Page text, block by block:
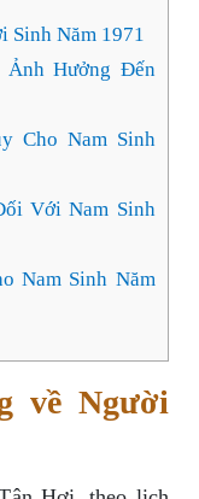
Sinh Năm 1971
Ảnh Hưởng Đến
Cho Nam Sinh
Với Nam Sinh
Nam Sinh Năm
về Người